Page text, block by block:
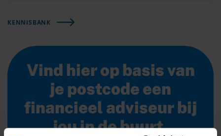
KENNISBANK
Vind hier op basis van
je postcode een
financieel adviseur bij
jou in de buurt.